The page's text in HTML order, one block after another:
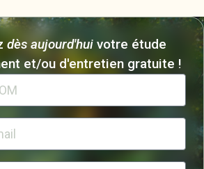
dès aujourd'huivotre étude
et/ou d'entretien gratuite !